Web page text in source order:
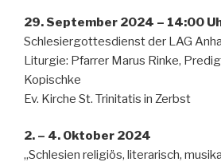
29. September 2024 – 14:00
Schlesiergottesdienst der LAG
Liturgie: Pfarrer Marus Rinke,
Kopischke
Ev. Kirche St. Trinitatis in Zerbst
2. – 4. Oktober 2024
„Schlesien religiös, literarisch,